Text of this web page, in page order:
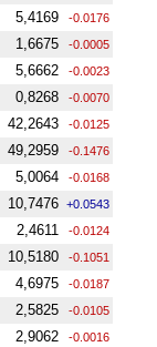
5,4169 -0.0176
1,6675 -0.0005
5,6662 -0.0023
0,8268 -0.0070
42,2643 -0.0125
49,2959 -0.1476
5,0064 -0.0168
10,7476 +0.0543
2,4611 -0.0124
10,5180 -0.1051
4,6975 -0.0187
2,5825 -0.0105
2,9062 -0.0016